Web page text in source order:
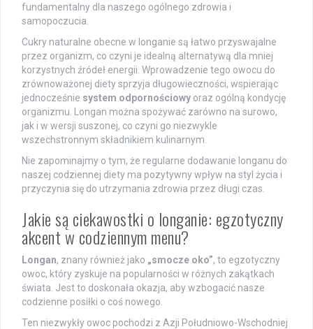
fundamentalny dla naszego ogólnego zdrowia i
samopoczucia.
Cukry naturalne obecne w longanie są łatwo przyswajalne
przez organizm, co czyni je idealną alternatywą dla mniej
korzystnych źródeł energii. Wprowadzenie tego owocu do
zrównoważonej diety sprzyja długowieczności, wspierając
jednocześnie system odpornościowy oraz ogólną kondycję
organizmu. Longan można spożywać zarówno na surowo,
jak i w wersji suszonej, co czyni go niezwykle
wszechstronnym składnikiem kulinarnym.
Nie zapominajmy o tym, że regularne dodawanie longanu do
naszej codziennej diety ma pozytywny wpływ na styl życia i
przyczynia się do utrzymania zdrowia przez długi czas.
Jakie są ciekawostki o longanie: egzotyczny
akcent w codziennym menu?
Longan, znany również jako „smocze oko”, to egzotyczny
owoc, który zyskuje na popularności w różnych zakątkach
świata. Jest to doskonała okazja, aby wzbogacić nasze
codzienne posiłki o coś nowego.
Ten niezwykły owoc pochodzi z Azji Południowo-Wschodniej